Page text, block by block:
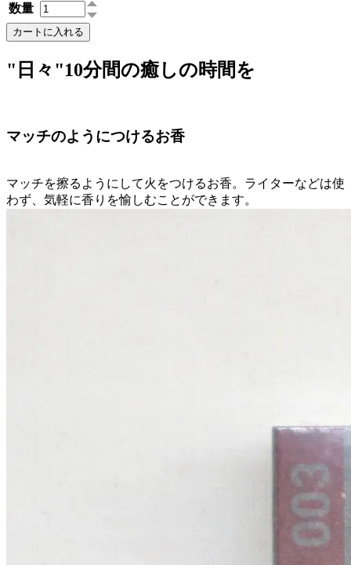
数量
カートに入れる
"日々"10分間の癒しの時間を
マッチのようにつけるお香
マッチを擦るようにして火をつけるお香。ライターなどは使
わず、気軽に香りを愉しむことができます。